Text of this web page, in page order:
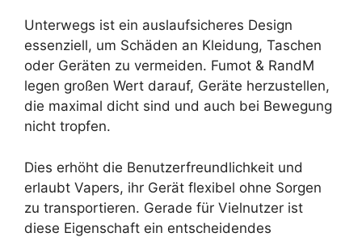
Unterwegs ist ein auslaufsicheres Design
essenziell, um Schäden an Kleidung, Taschen
oder Geräten zu vermeiden. Fumot & RandM
legen großen Wert darauf, Geräte herzustellen,
die maximal dicht sind und auch bei Bewegung
nicht tropfen.
Dies erhöht die Benutzerfreundlichkeit und
erlaubt Vapers, ihr Gerät flexibel ohne Sorgen
zu transportieren. Gerade für Vielnutzer ist
diese Eigenschaft ein entscheidendes